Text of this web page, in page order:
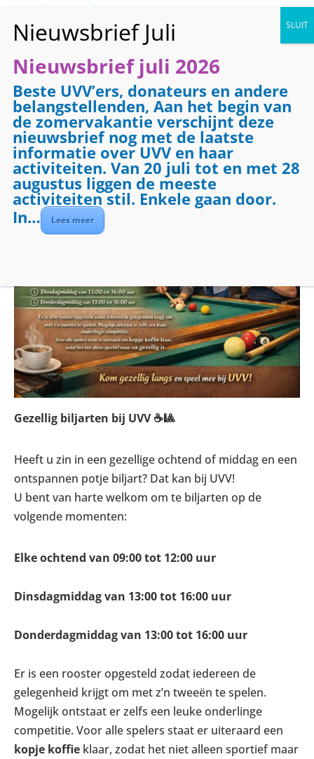
« Alle Evenementen
Evenementenreeks:Biljarten
Biljarten
december 18 @ 09:00- 12:00
Gezellig biljarten bij UVV ☕🎱
Heeft u zin in een gezellige ochtend of middag en een
ontspannen potje biljart? Dat kan bij UVV!
U bent van harte welkom om te biljarten op de
volgende momenten:
Elke ochtend van 09:00 tot 12:00 uur
Dinsdagmiddag van 13:00 tot 16:00 uur
Donderdagmiddag van 13:00 tot 16:00 uur
Er is een rooster opgesteld zodat iedereen de
gelegenheid krijgt om met z’n tweeën te spelen.
Mogelijk ontstaat er zelfs een leuke onderlinge
competitie. Voor alle spelers staat er uiteraard een
kopje koffie klaar, zodat het niet alleen sportief maar
Nieuwsbrief juli 2026
Beste UVV’ers, donateurs en andere
belangstellenden, Aan het begin van
de zomervakantie verschijnt deze
nieuwsbrief nog met de laatste
informatie over UVV en haar
activiteiten. Van 20 juli tot en met 28
augustus liggen de meeste
activiteiten stil. Enkele gaan door.
In…
Lees meer